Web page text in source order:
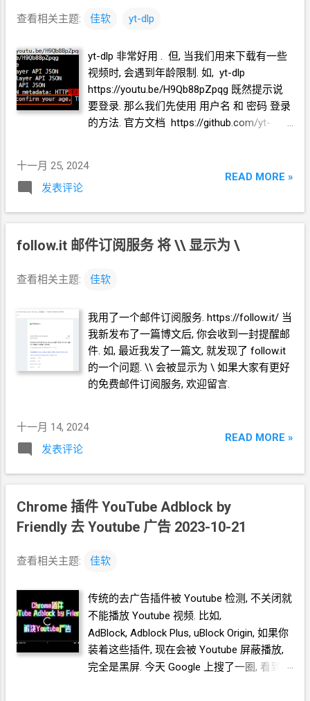
https://learn.microsoft.com/en-
policies/configurekeyboardshortcuts Edge
支持哪些取值
https://learn.microsoft.com/en-
us/deployedge/edge-learnmore-
configurable-edge-commands Chrome 安装
chrome://extensions/shortcuts 给 Disable
功能设置一个快捷键 Ctrl+Shift+C Firefox
安装扩展 Shortkeys (Custom Keyboard
Shortcuts) for Firefox 设置 扩展的选项 设置
完 ======== 还想看看 《X...
查看相关主题: 佳软 yt-dlp
yt-dlp 非常好用 . 但, 当我们用来下载有一些
视频时, 会遇到年龄限制. 如, yt-dlp
https://youtu.be/H9Qb88pZpqg 既然提示说
要登录. 那么我们先使用 用户名 和 密码 登录
的方法. 官方文档 https://github.com/yt-
名 -p 你的密码 但是还是失败. 提示说用
支持 Firefox https://addons.mozilla.org/en-
US/firefox/addon/export-cookies-txt/ 在
插件导出 cookies.txt 把 cookies.txt 传到
官方文档 https://github.com/yt-dlp/yt-
dlp/wiki/FAQ#how-do-i-pass-cookies-to-yt-
dlp 我是把 cookies.txt 放在了当前目录, 所以
我是这样用的. yt-dlp
https://youtu.be/H9Qb88pZpqg --cookies
十一月 25, 2024
发表评论
READ MORE »
follow.it 邮件订阅服务 将 \\ 显示为 \
查看相关主题: 佳软
我用了一个邮件订阅服务. https://follow.it/ 当
我新发布了一篇博文后, 你会收到一封提醒邮
件. 如, 最近我发了一篇文, 就发现了 follow.it
的一个问题. \\ 会被显示为 \ 如果大家有更好
的免费邮件订阅服务, 欢迎留言.
十一月 14, 2024
发表评论
READ MORE »
Chrome 插件 YouTube Adblock by
Friendly 去 Youtube 广告 2023-10-21
查看相关主题: 佳软
传统的去广告插件被 Youtube 检测, 不关闭就
不能播放 Youtube 视频. 比如,
AdBlock, Adblock Plus, uBlock Origin, 如果你
装着这些插件, 现在会被 Youtube 屏蔽播放,
完全是黑屏. 今天 Google 上搜了一圈, 看到这